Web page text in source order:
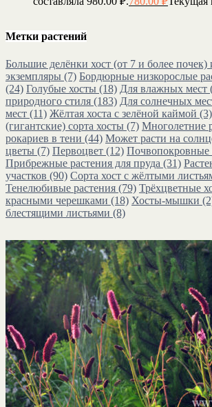
Метки растений
Большие делёнки хост (от 7 и более почек)
экземпляры (7) Бордюрные низкорослые
(24) Голубые хосты (18) Для влажных мест
природного стиля (183) Для солнечных
мест (11) Жёлтая хоста с зелёной каймой (3)
(гигантские) сорта хосты (7) Многолетние
рокариев в тени (44) Может расти на
цветы (7) Первоцвет (12) Почвопокровные
Прибрежные растения для пруда (31)
участков (90) Сорта хост с жёлтыми
Тенелюбивые растения (79) Трёхцветные
красными черешками (18) Хосты-мышки
блестящими листьями (8)